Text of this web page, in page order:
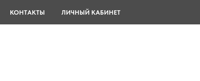
КОНТАКТЫ ЛИЧНЫЙ КАБИНЕТ